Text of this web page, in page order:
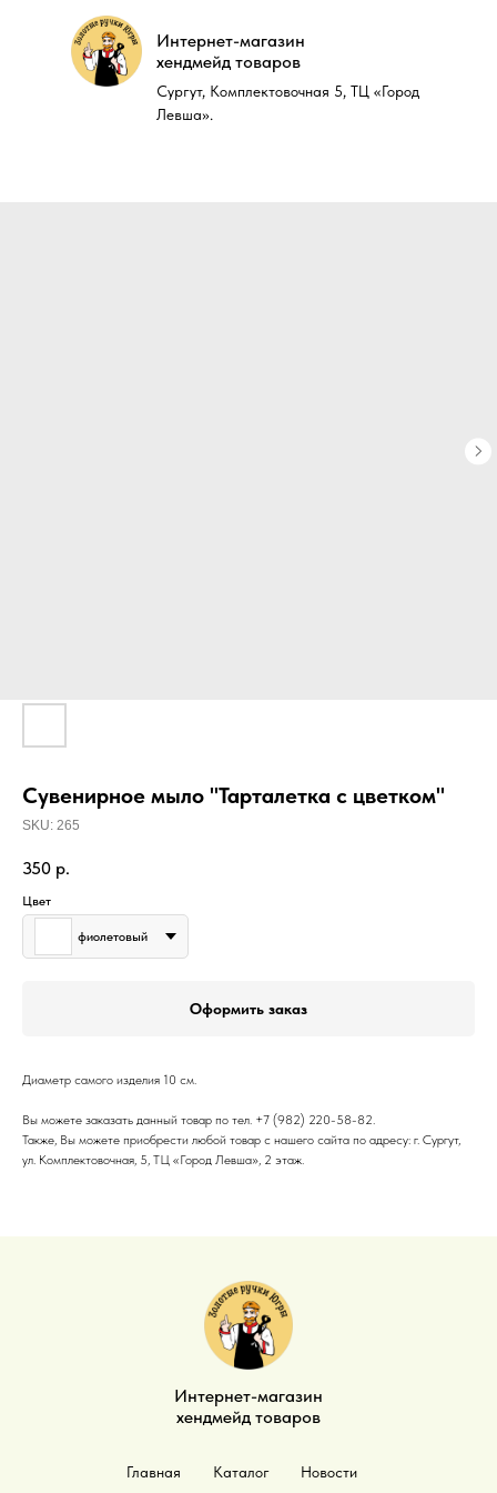
Интернет-магазин
хендмейд товаров
Сургут, Комплектовочная 5, ТЦ «Город
Левша».
Интернет-магазин
хендмейд товаров
Сургут, Комплектовочная 5, ТЦ «Город
Левша».
Сувенирное мыло "Тарталетка с цветком"
SKU: 265
350 р.
Цвет
фиолетовый
Оформить заказ
Диаметр самого изделия 10 см.
Вы можете заказать данный товар по тел. +7 (982) 220-58-82.
Также, Вы можете приобрести любой товар с нашего сайта по адресу: г. Сургут,
ул. Комплектовочная, 5, ТЦ «Город Левша», 2 этаж.
Интернет-магазин
хендмейд товаров
Главная Каталог
Новости